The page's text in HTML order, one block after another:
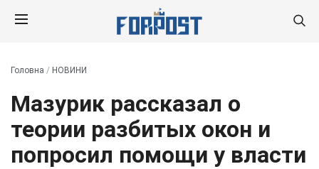
Головна / НОВИНИ
Мазурик рассказал о
теории разбитых окон и
попросил помощи у власти